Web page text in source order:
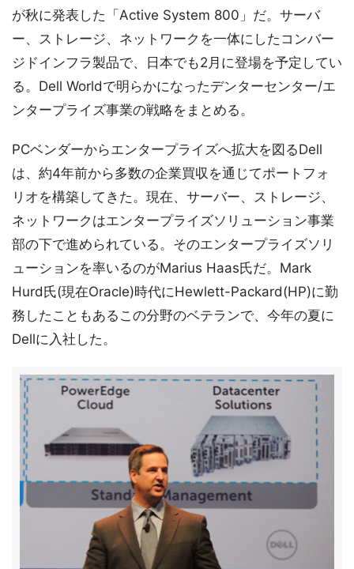
が秋に発表した「Active System 800」だ。サーバ
ー、ストレージ、ネットワークを一体にしたコンバー
ジドインフラ製品で、日本でも2月に登場を予定してい
る。Dell Worldで明らかになったデンターセンター/エ
ンタープライズ事業の戦略をまとめる。
PCベンダーからエンタープライズへ拡大を図るDell
は、約4年前から多数の企業買収を通じてポートフォ
リオを構築してきた。現在、サーバー、ストレージ、
ネットワークはエンタープライズソリューション事業
部の下で進められている。そのエンタープライズソリ
ューションを率いるのがMarius Haas氏だ。Mark
Hurd氏(現在Oracle)時代にHewlett-Packard(HP)に勤
務したこともあるこの分野のベテランで、今年の夏に
Dellに入社した。